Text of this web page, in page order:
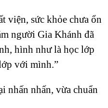
viện, sức khỏe chưa ổn
người Gia Khánh đã
hình như là học lớp
với mình.”
nhấn nhấn, vừa chuẩn